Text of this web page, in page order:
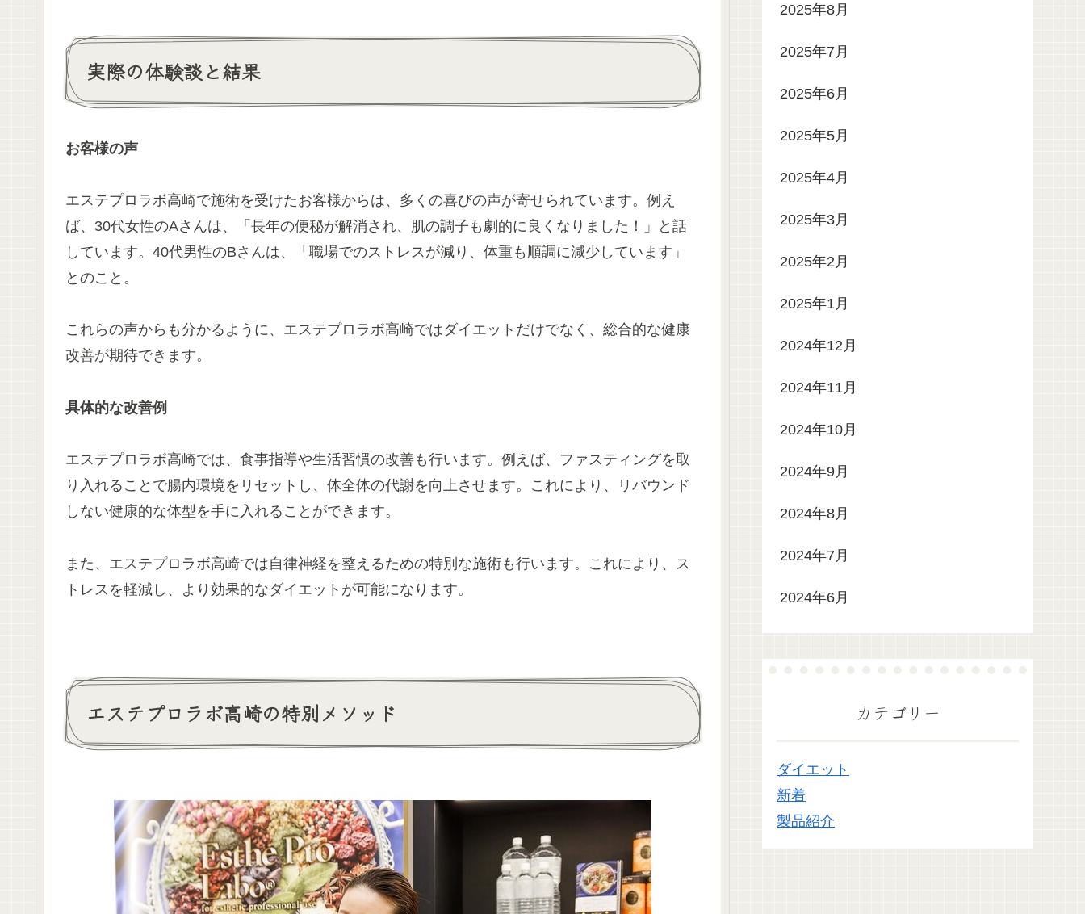
実際の体験談と結果
お客様の声
エステプロラボ高崎で施術を受けたお客様からは、多くの喜びの声が寄せられています。例え
ば、30代女性のAさんは、「長年の便秘が解消され、肌の調子も劇的に良くなりました！」と話
しています。40代男性のBさんは、「職場でのストレスが減り、体重も順調に減少しています」
とのこと。
これらの声からも分かるように、エステプロラボ高崎ではダイエットだけでなく、総合的な健康
改善が期待できます。
具体的な改善例
エステプロラボ高崎では、食事指導や生活習慣の改善も行います。例えば、ファスティングを取
り入れることで腸内環境をリセットし、体全体の代謝を向上させます。これにより、リバウンド
しない健康的な体型を手に入れることができます。
また、エステプロラボ高崎では自律神経を整えるための特別な施術も行います。これにより、ス
トレスを軽減し、より効果的なダイエットが可能になります。
エステプロラボ高崎の特別メソッド
2025年8月
2025年7月
2025年6月
2025年5月
2025年4月
2025年3月
2025年2月
2025年1月
2024年12月
2024年11月
2024年10月
2024年9月
2024年8月
2024年7月
2024年6月
カテゴリー
ダイエット
新着
製品紹介